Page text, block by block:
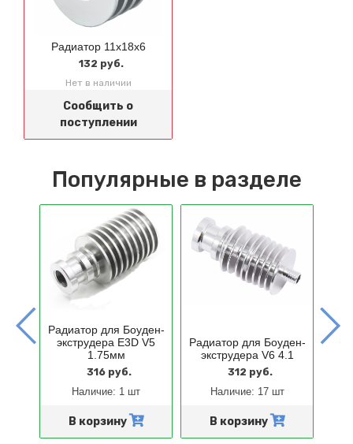
Радиатор 11x18x6
132 руб.
Нет в наличии
Сообщить о
поступлении
Популярные в разделе
Радиатор для Боуден-
экструдера E3D V5
1.75мм
316 руб.
Наличие: 1 шт
В корзину
Радиатор для Боуден-
экструдера V6 4.1
312 руб.
Наличие: 17 шт
В корзину